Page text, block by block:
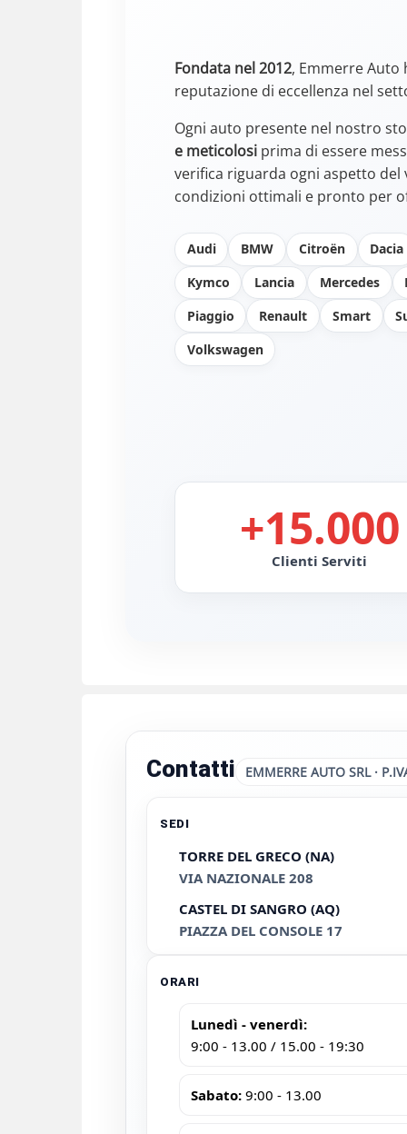
Fondata nel 2012, Emmerre Auto
reputazione di eccellenza nel
Ogni auto presente nel nostro
e meticolosiprima di essere
verifica riguarda ogni aspetto del
condizioni ottimali e pronto per
Audi BMW Citroën Dacia
Kymco
Lancia Mercedes
Piaggio
Renault Smart
Volkswagen
+15.000
Clienti Serviti
Contatti EMMERRE AUTO SRL ·
SEDI
TORRE DEL GRECO (NA)
VIA NAZIONALE 208
CASTEL DI SANGRO (AQ)
PIAZZA DEL CONSOLE 17
ORARI
Lunedì - venerdì:
9:00 - 13.00 / 15.00 - 19:30
Sabato: 9:00 - 13.00